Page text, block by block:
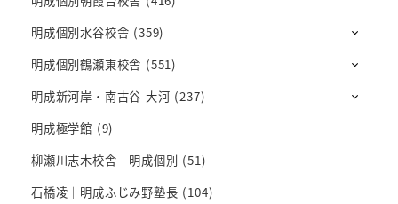
明成個別水谷校舎 (359)
明成個別鶴瀬東校舎 (551)
明成新河岸・南古谷 大河 (237)
明成極学館 (9)
柳瀬川志木校舎｜明成個別 (51)
石橋凌｜明成ふじみ野塾長 (104)